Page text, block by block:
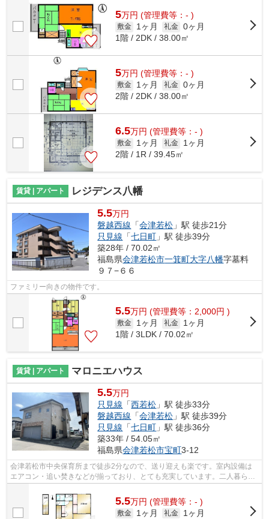
5万円 (管理費等：- )
敷金 1ヶ月 礼金 0ヶ月
1階 / 2DK / 38.00㎡
5万円 (管理費等：- )
敷金 1ヶ月 礼金 0ヶ月
2階 / 2DK / 38.00㎡
6.5万円 (管理費等：- )
敷金 1ヶ月 礼金
1ヶ月
2階 / 1R / 39.45㎡
賃貸 | アパート レジデンス八幡
5.5万円
磐越西線 「会津若松 」駅 徒歩21分
只見線 「七日町 」駅 徒歩39分
築28年 / 70.02㎡
福島県会津若松市一箕町大字八幡字墓料
９７−６６
ファミリー向きの物件です。
5.5万円 (管理費等：2,000円 )
敷金 1ヶ月 礼金
1ヶ月
1階 / 3LDK / 70.02㎡
賃貸 | アパート マロニエハウス
5.5万円
只見線 「西若松 」駅 徒歩33分
磐越西線 「会津若松 」駅 徒歩39分
只見線 「七日町 」駅 徒歩36分
築33年 / 54.05㎡
福島県会津若松市宝町3-12
会津若松市中央保育所まで徒歩2分なので、送り迎えも楽です。室内設備は
エアコン・追い焚きなどが揃っており、とても充実しています。二人暮らし
5.5万円 (管理費等：- )
敷金 1ヶ月 礼金
1ヶ月